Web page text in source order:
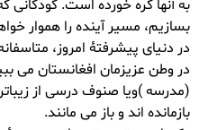
به آنها گره خورده است. کودکانی
بسازیم، مسیر آینده را هموار
در دنیای پیشرفتۀ امروز،
در وطن عزیزمان افغانستان می
(مدرسه )ویا صنوف درسی از
بازمانده اند و باز می مانند.